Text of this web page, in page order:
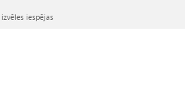
iespējas